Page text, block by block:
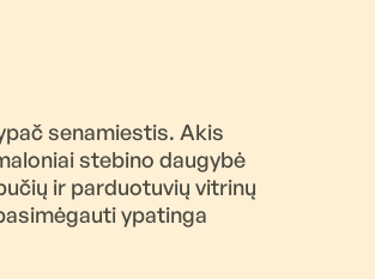
senamiestis. Akis
stebino daugybė
ir parduotuvių vitrinų
ypatinga